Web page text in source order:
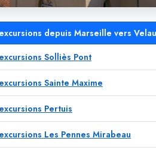
depuis Marseille vers
Solliès Pont
Sainte Maxime
Pertuis
Les Pennes Mirabeau